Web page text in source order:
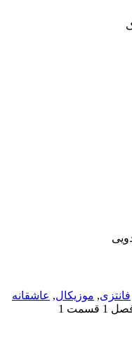
فانتزی, موزیکال, عاشقانه